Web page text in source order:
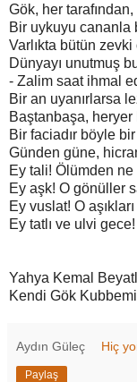
Gök, her
Bir uykuyu cananla
Varlıkta bütün
Dünyayı unutmuş
- Zalim saat ihmal
Bir an uyanırlarsa
Baştanbaşa,
Bir faciadır böyle
Günden güne,
Ey tali! Ölümden ne
Ey aşk! O gönüller
Ey vuslat! O
Ey tatlı ve ulvi
Yahya Kemal
Kendi Gök
Aydın Güleç Hiç
Paylaş